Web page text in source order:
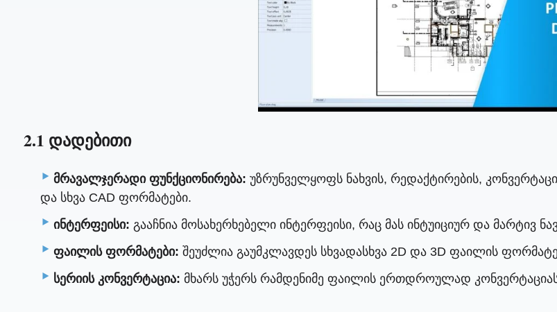
2.1 დადებითი
მრავალჯერადი ფუნქციონირება: უზრუნველყოფს ნახვის, რედაქტირების,
და სხვა CAD ფორმატები.
ინტერფეისი: გააჩნია მოსახერხებელი ინტერფეისი, რაც მას ინტუიციურ და მარტივ
ფაილის ფორმატები: შეუძლია გაუმკლავდეს სხვადასხვა 2D და 3D ფაილის
სერიის კონვერტაცია: მხარს უჭერს რამდენიმე ფაილის ერთდროულად